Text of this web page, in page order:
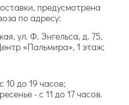
предусмотрена
по адресу:
ул. Ф. Энгельса, д. 75,
«Пальмира», 1 этаж;
10 до 19 часов;
- с 11 до 17 часов.